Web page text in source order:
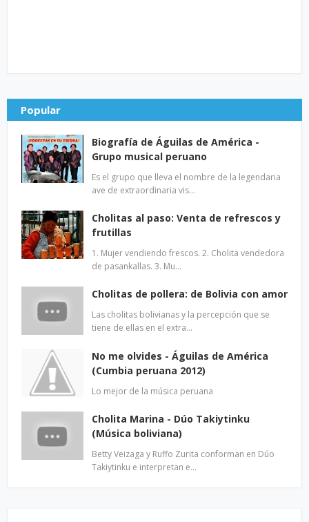
Popular
Biografía de Águilas de América -
Grupo musical peruano
Es el grupo que lleva el nombre de la legendaria
ave de extraordinaria vis…
Cholitas al paso: Venta de refrescos y
frutillas
1. Mujer vendiendo frescos. 2. Cholita vendedora
de pasankallas. 3. Mu…
Cholitas de pollera: de Bolivia con amor
Las cholitas bolivianas y la percepción que se
tiene de ellas en el extra…
No me olvides - Águilas de América
(Cumbia peruana 2012)
Lo mejor de la música peruana
Cholita Marina - Dúo Takiytinku
(Música boliviana)
Betty Veizaga y Ruffo Zurita conforman en Dúo
Takiytinku e interpretan e…